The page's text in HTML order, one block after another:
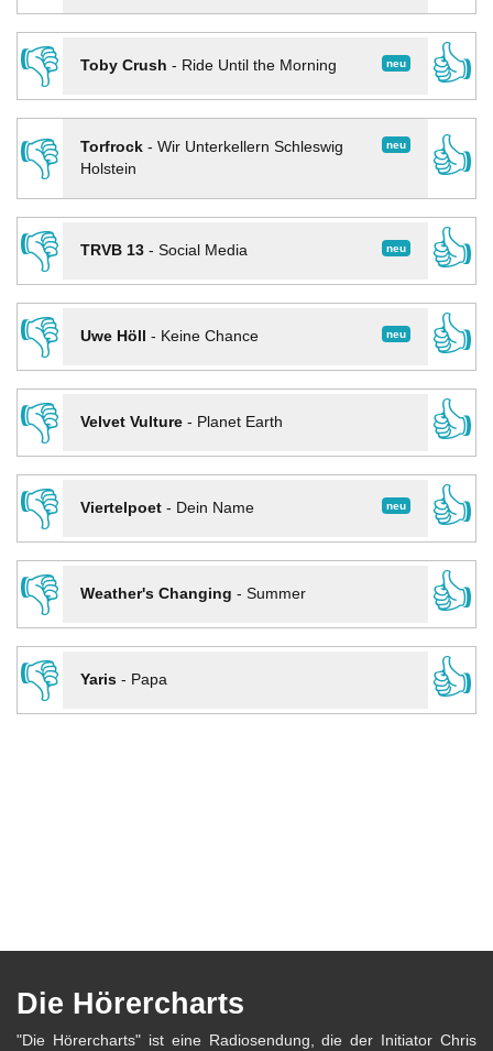
👎
neu
Toby Crush - Ride Until the Morning
👍
👎
neu
Torfrock- Wir Unterkellern Schleswig
Holstein
👍
👎
neu
TRVB 13- Social Media
👍
👎
neu
Uwe Höll - Keine Chance
👍
👎
Velvet Vulture- Planet Earth
👍
👎
neu
Viertelpoet- Dein Name
👍
👎
Weather's Changing - Summer
👍
👎
Yaris- Papa 👍
Die Hörercharts
"Die Hörercharts" ist eine Radiosendung, die der Initiator Chris